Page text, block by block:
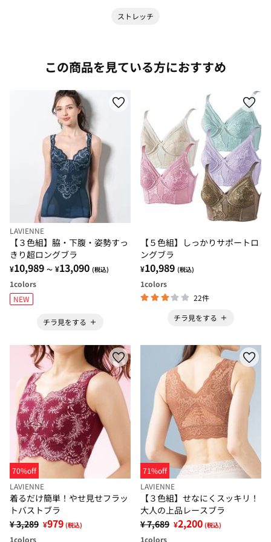
ストレッチ
この商品を見ている方におすすめ
LAVIENNE
【３色組】脇・下腹・姿勢すっ
きり超ロングブラ
¥10,989 ～ ¥13,090 (税込)
1colors
NEW
チラ見をする
【５色組】しっかりサポートロ
ングブラ
¥10,989 (税込)
1colors
22件
チラ見をする
70%off
LAVIENNE
着るだけ簡単！やせ見せフラッ
トバストブラ
¥ 3,289 ¥979 (税込)
1colors
71%off
LAVIENNE
【３色組】せなにくスッキリ！
大人の上品レースブラ
¥ 7,689 ¥2,200 (税込)
1colors